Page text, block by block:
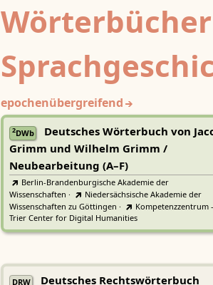
epochenübergreifend
2DWb
Deutsches Wörterbuch von
Grimm und Wilhelm Grimm /
Neubearbeitung (A–F)
Berlin-Brandenburgische Akademie der
Wissenschaften ·
Niedersächsische Akademie der
Wissenschaften zu Göttingen ·
Kompetenzzentrum -
Trier Center for Digital Humanities
DRW Deutsches Rechtswörterbuch